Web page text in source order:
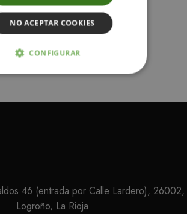
46 (entrada por Calle Lardero), 26002,
Logroño, La Rioja
NO ACEPTAR COOKIES
CONFIGURAR
NECESARIAS